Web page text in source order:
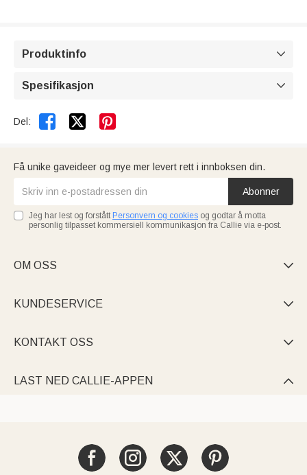
Produktinfo 
Spesifikasjon 
Del:  
Få unike gaveideer og mye mer levert rett i innboksen din.
Abonner
Jeg har lest og forstått Personvern og cookies og godtar å motta
personlig tilpasset kommersiell kommunikasjon fra Callie via e-post.
OM OSS 
KUNDESERVICE 
KONTAKT OSS 
LAST NED CALLIE-APPEN 